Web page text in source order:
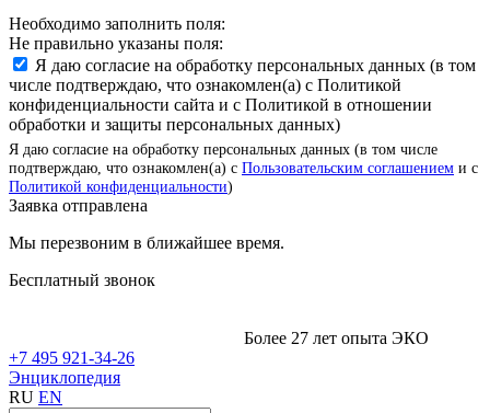
Необходимо заполнить поля:
Не правильно указаны поля:
Я даю согласие на обработку персональных данных (в том
числе подтверждаю, что ознакомлен(а) с Политикой
конфиденциальности сайта и с Политикой в отношении
обработки и защиты персональных данных)
Я даю согласие на обработку персональных данных (в том числе
подтверждаю, что ознакомлен(а) с Пользовательским соглашением и с
Политикой конфиденциальности)
Заявка отправлена
Мы перезвоним в ближайшее время.
Бесплатный звонок
Более 27 лет опыта ЭКО
+7 495 921-34-26
Энциклопедия
RU EN